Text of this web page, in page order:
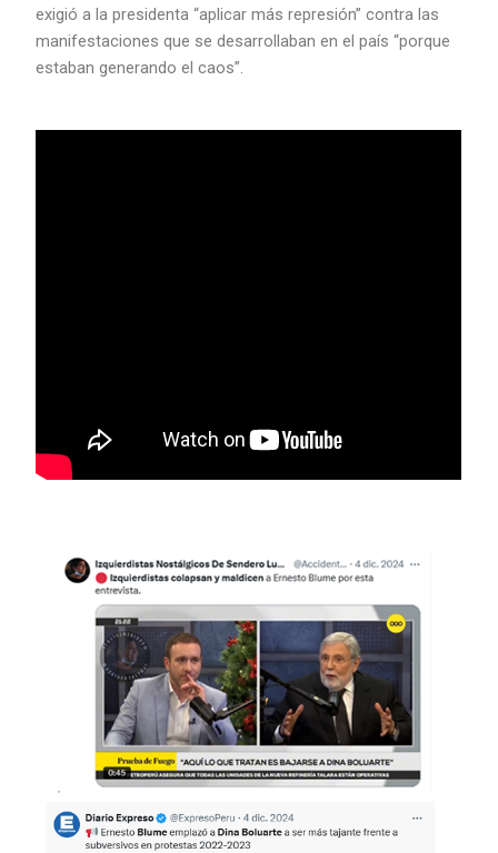
exigió a la presidenta “aplicar más represión” contra las
manifestaciones que se desarrollaban en el país “porque
estaban generando el caos”.